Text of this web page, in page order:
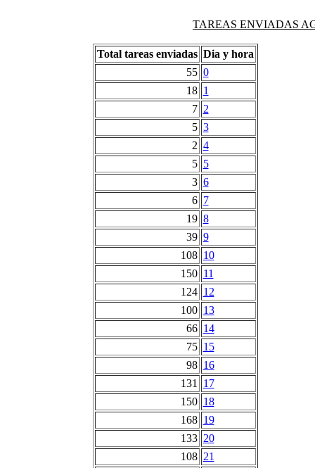
TAREAS ENVIADAS
Total tareas enviadas Dia y hora
55 0
18 1
7 2
5 3
2 4
5 5
3 6
6 7
19 8
39 9
108 10
150 11
124 12
100 13
66 14
75 15
98 16
131
17
150 18
168 19
133 20
108 21